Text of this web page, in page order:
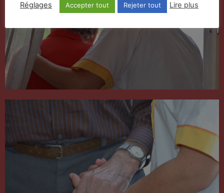
Réglages Accepter tout Rejeter tout Lire plus